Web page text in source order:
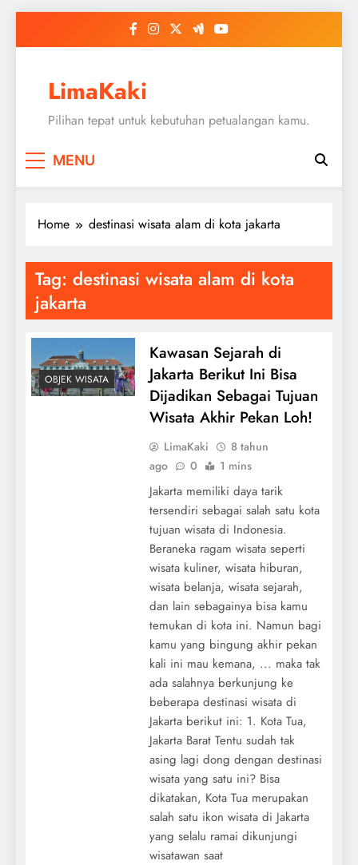
LimaKaki
Pilihan tepat untuk kebutuhan petualangan kamu.
MENU
Home destinasi wisata alam di kota jakarta
Tag: destinasi wisata alam di kota
jakarta
OBJEK WISATA
Kawasan Sejarah di
Jakarta Berikut Ini Bisa
Dijadikan Sebagai Tujuan
Wisata Akhir Pekan Loh!
LimaKaki
8 tahun
ago
0 1 mins
Jakarta memiliki daya tarik
tersendiri sebagai salah satu kota
tujuan wisata di Indonesia.
Beraneka ragam wisata seperti
wisata kuliner, wisata hiburan,
wisata belanja, wisata sejarah,
dan lain sebagainya bisa kamu
temukan di kota ini. Namun bagi
kamu yang bingung akhir pekan
kali ini mau kemana, ... maka tak
ada salahnya berkunjung ke
beberapa destinasi wisata di
Jakarta berikut ini: 1. Kota Tua,
Jakarta Barat Tentu sudah tak
asing lagi dong dengan destinasi
wisata yang satu ini? Bisa
dikatakan, Kota Tua merupakan
salah satu ikon wisata di Jakarta
yang selalu ramai dikunjungi
wisatawan saat